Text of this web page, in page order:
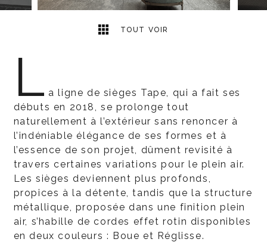
TOUT VOIR
L a ligne de sièges Tape, qui a fait ses
débuts en 2018, se prolonge tout
naturellement à l’extérieur sans renoncer à
l’indéniable élégance de ses formes et à
l’essence de son projet, dûment revisité à
travers certaines variations pour le plein air.
Les sièges deviennent plus profonds,
propices à la détente, tandis que la structure
métallique, proposée dans une finition plein
air, s’habille de cordes effet rotin disponibles
en deux couleurs : Boue et Réglisse.